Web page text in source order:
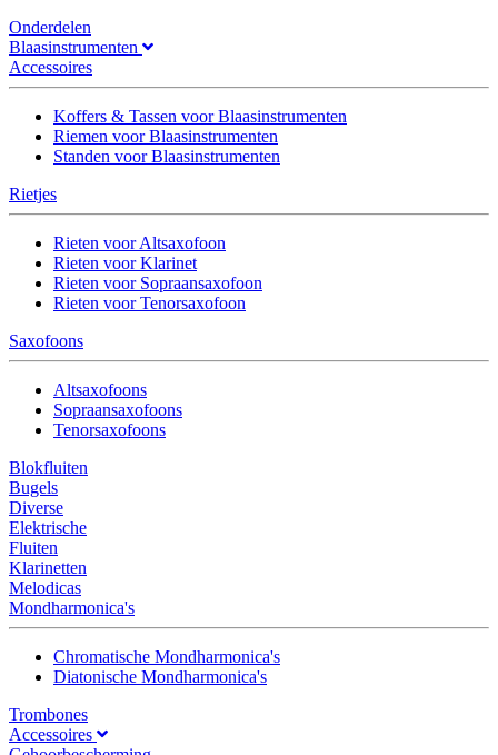
Onderdelen
Blaasinstrumenten
Accessoires
Koffers & Tassen voor Blaasinstrumenten
Riemen voor Blaasinstrumenten
Standen voor Blaasinstrumenten
Rietjes
Rieten voor Altsaxofoon
Rieten voor Klarinet
Rieten voor Sopraansaxofoon
Rieten voor Tenorsaxofoon
Saxofoons
Altsaxofoons
Sopraansaxofoons
Tenorsaxofoons
Blokfluiten
Bugels
Diverse
Elektrische
Fluiten
Klarinetten
Melodicas
Mondharmonica's
Chromatische Mondharmonica's
Diatonische Mondharmonica's
Trombones
Accessoires